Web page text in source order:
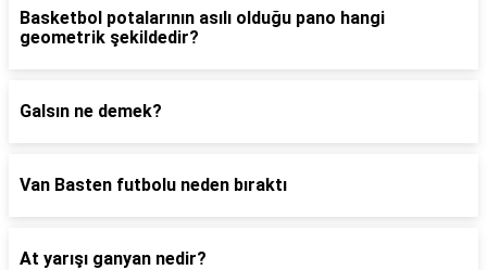
Basketbol potalarının asılı olduğu pano hangi
geometrik şekildedir?
Galsın ne demek?
Van Basten futbolu neden bıraktı
At yarışı ganyan nedir?